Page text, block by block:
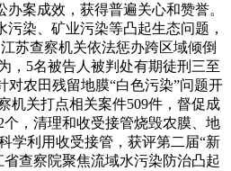
案成效，获得普遍关心和赞誉。
染、矿业污染等凸起生态问题，
苏查察机关依法惩办跨区域倾倒
，5名被告人被判处有期徒刑三至
对农田残留地膜“白色污染”问题开
机关打点相关案件509件，督促成
个，清理和收受接管烧毁农膜、地
学利用收受接管，获评第二届“新
查察院聚焦流域水污染防治凸起